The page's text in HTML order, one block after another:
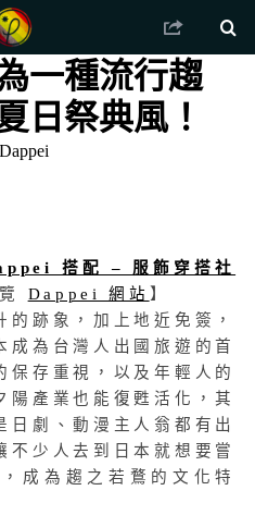
一種流行趨
日祭典風！
Dappei
搭配 – 服飾穿搭社
Dappei 網站 】
跡象，加上地近免簽，
成為台灣人出國旅遊的首
保存重視，以及年輕人的
陽產業也能復甦活化，其
日劇、動漫主人翁都有出
不少人去到日本就想要嘗
成為趨之若鶩的文化特